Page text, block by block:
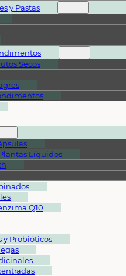
y Pastas
Secos
Líquidos
Q10
y Probióticos